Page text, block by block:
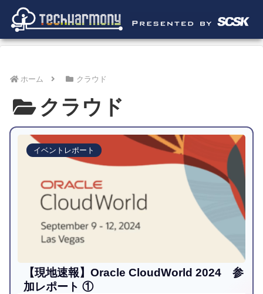
ホーム クラウド
クラウド
イベントレポート
【現地速報】Oracle CloudWorld 2024 参
加レポート ①